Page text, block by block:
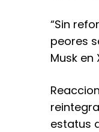
“Sin
peores
Musk en
estatus